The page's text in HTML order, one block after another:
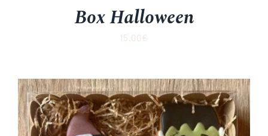
Box Halloween
15.00€